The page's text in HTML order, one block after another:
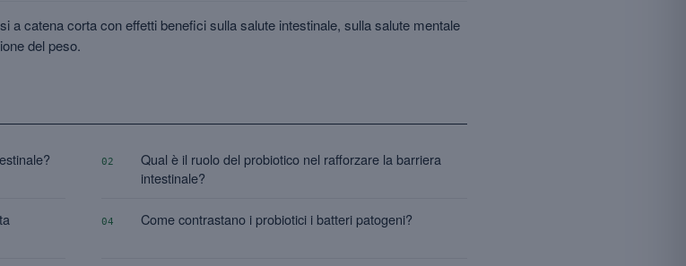
a catena corta con effetti benefici sulla salute intestinale, sulla salute mentale
del peso.
02
Qual è il ruolo del probiotico nel rafforzare la barriera
intestinale?
04 Come contrastano i probiotici i batteri patogeni?